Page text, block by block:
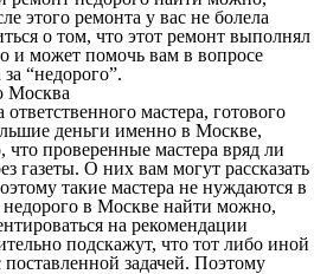
этого ремонта у вас не болела
о том, что этот ремонт выполнял
и может помочь вам в вопросе
“недорого”.
Москва
мастера, готового
деньги именно в Москве,
что проверенные мастера вряд ли
газеты. О них вам могут рассказать
такие мастера не нуждаются в
в Москве найти можно,
на рекомендации
подскажут, что тот либо иной
задачей. Поэтому